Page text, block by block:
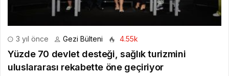
3 yıl önce Gezi Bülteni 4.55k
Yüzde 70 devlet desteği, sağlık turizmini
uluslararası rekabette öne geçiriyor